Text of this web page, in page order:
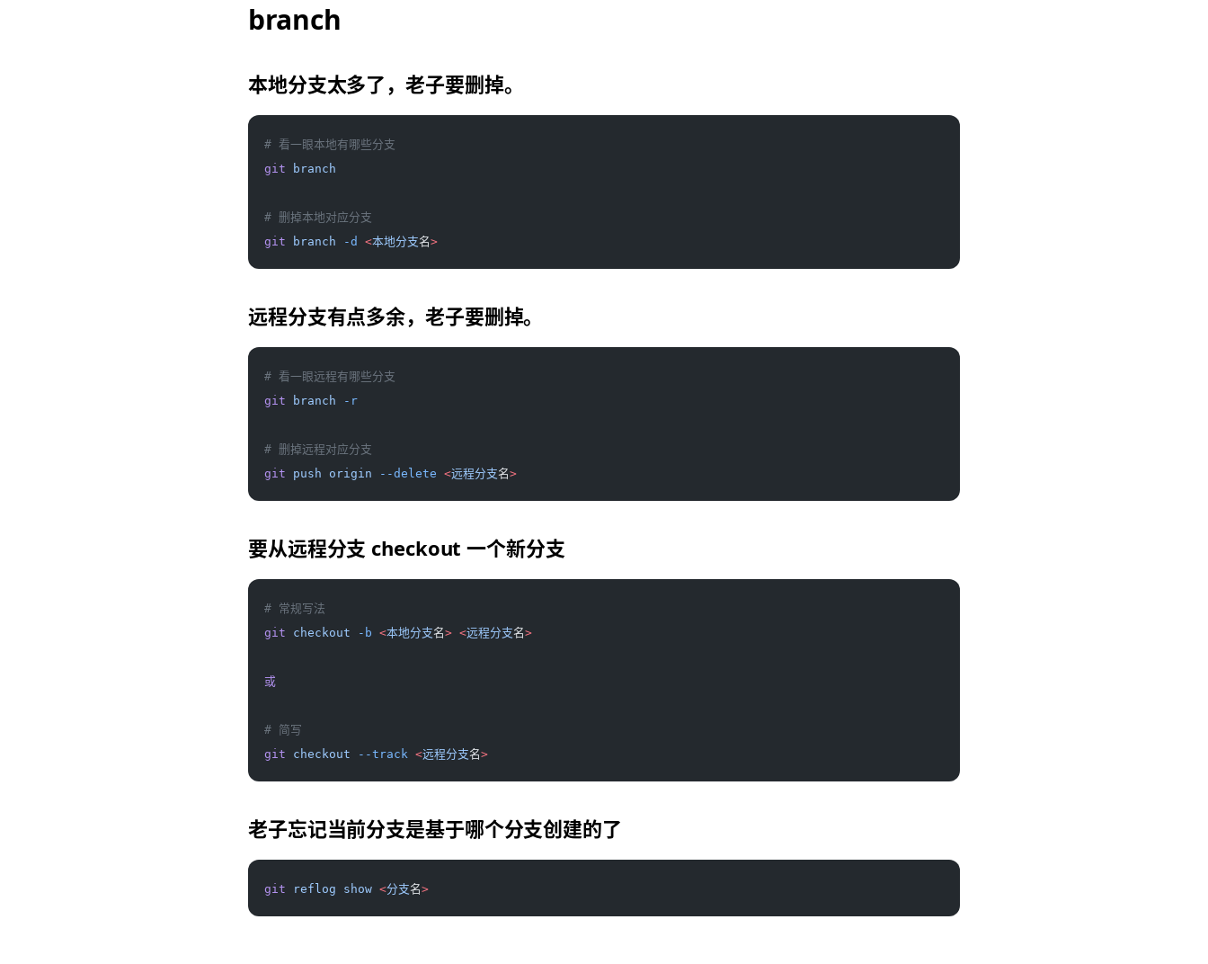
branch
本地分支太多了，老子要删掉。
# 看一眼本地有哪些分支
git branch
# 删掉本地对应分支
git branch -d <本地分支名>
远程分支有点多余，老子要删掉。
# 看一眼远程有哪些分支
git branch -r
# 删掉远程对应分支
git push origin --delete <远程分支名>
要从远程分支 checkout 一个新分支
# 常规写法
git checkout -b <本地分支名> <远程分支名>
或
# 简写
git checkout --track <远程分支名>
老子忘记当前分支是基于哪个分支创建的了
git reflog show <分支名>